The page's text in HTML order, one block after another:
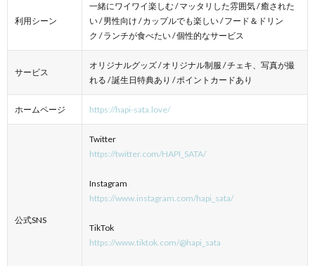
利用シーン
一緒にワイワイ楽しむ / マッタリした雰囲気 / 癒された
い / 男性向け / カップルでも楽しい / フード＆ドリン
ク / ランチが食べたい / 個性的なサービス
サービス
オリジナルグッズ / オリジナル制服 / チェキ、写真が撮
れる / 誕生日特典あり / ポイントカードあり
ホームページ https://hapi-sata.love/
公式SNS
Twitter
https://twitter.com/HAPI_SATA/
Instagram
https://www.instagram.com/hapi_sata/
TikTok
https://www.tiktok.com/@hapi_sata